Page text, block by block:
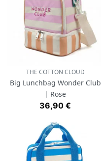
THE COTTON CLOUD
Big Lunchbag Wonder Club
| Rose
Prix
36,90 €